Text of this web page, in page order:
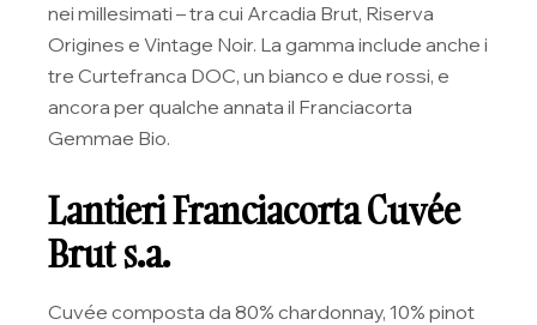
nei millesimati – tra cui Arcadia Brut, Riserva
Origines e Vintage Noir. La gamma include anche i
tre Curtefranca DOC, un bianco e due rossi, e
ancora per qualche annata il Franciacorta
Gemmae Bio.
Lantieri Franciacorta Cuvée
Brut s.a.
Cuvée composta da 80% chardonnay, 10% pinot